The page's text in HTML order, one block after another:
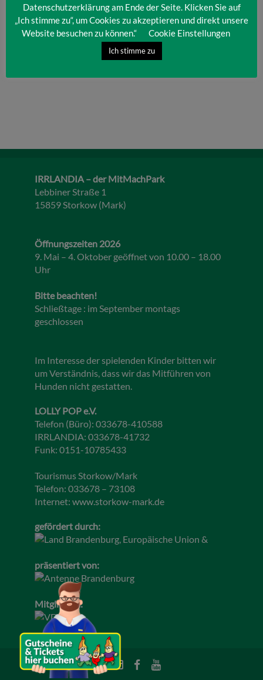
IRRLANDIA – der MitMachPark
Lebbiner Straße 1
15859 Storkow (Mark)
Öffnungszeiten 2026
9. Mai – 4. Oktober geöffnet von 10.00 – 18.00
Uhr
Bitte beachten!
Schließtage : im September montags
geschlossen
Im Interesse der spielenden Kinder bitten wir
um Verständnis, dass wir das Mitführen von
Hunden nicht gestatten.
LOLLY POP e.V.
Telefon (Büro): 033678-410588
IRRLANDIA: 033678-41732
Funk: 0151-10785433
Tourismus Storkow/Mark
Telefon: 033678 – 73108
Internet: www.storkow-mark.de
gefördert durch:
präsentiert von:
Mitglied im:
Datenschutzerklärung am Ende der Seite. Klicken Sie auf
„Ich stimme zu“, um Cookies zu akzeptieren und direkt unsere
Website besuchen zu können.“
Cookie Einstellungen
Ich stimme zu